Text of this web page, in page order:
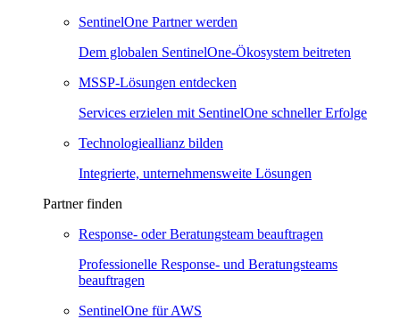
SentinelOne Partner werden
Dem globalen SentinelOne-Ökosystem beitreten
MSSP-Lösungen entdecken
Services erzielen mit SentinelOne schneller Erfolge
Technologieallianz bilden
Integrierte, unternehmensweite Lösungen
Partner finden
Response- oder Beratungsteam beauftragen
Professionelle Response- und Beratungsteams
beauftragen
SentinelOne für AWS